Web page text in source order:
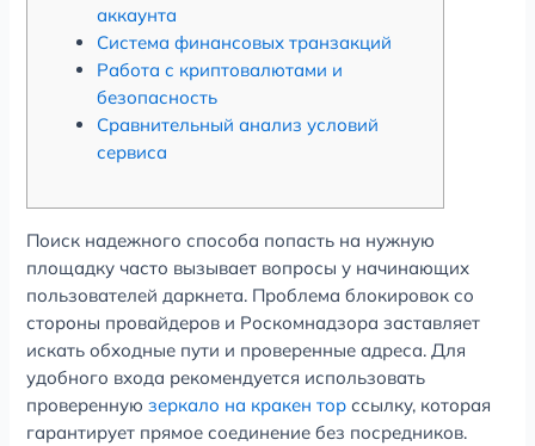
аккаунта
Система финансовых транзакций
Работа с криптовалютами и
безопасность
Сравнительный анализ условий
сервиса
Поиск надежного способа попасть на нужную
площадку часто вызывает вопросы у начинающих
пользователей даркнета. Проблема блокировок со
стороны провайдеров и Роскомнадзора заставляет
искать обходные пути и проверенные адреса. Для
удобного входа рекомендуется использовать
провереннуюзеркало на кракен тор ссылку, которая
гарантирует прямое соединение без посредников.